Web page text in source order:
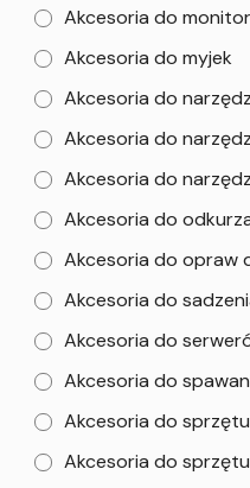
Akcesoria do
Akcesoria do myjek
Akcesoria do
Akcesoria do
Akcesoria do
Akcesoria do
Akcesoria do opraw
Akcesoria do
Akcesoria do
Akcesoria do
Akcesoria do
Akcesoria do